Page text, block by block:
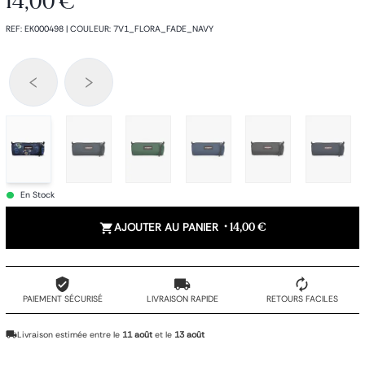
REF: EK000498 | COULEUR: 7V1_FLORA_FADE_NAVY
En Stock
AJOUTER AU PANIER • 14,00 €
PAIEMENT SÉCURISÉ LIVRAISON RAPIDE RETOURS FACILES
Livraison estimée entre le 11 août et le 13 août